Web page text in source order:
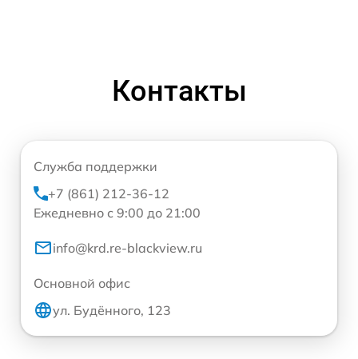
Контакты
Служба поддержки
+7 (861) 212-36-12
Ежедневно с 9:00 до 21:00
info@krd.re-blackview.ru
Основной офис
ул. Будённого, 123